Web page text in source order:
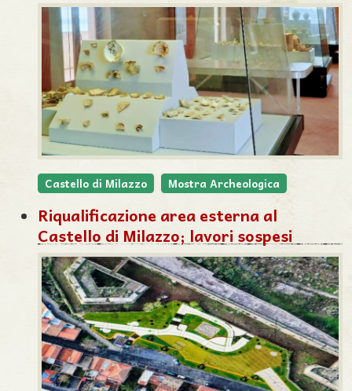
Castello di Milazzo Mostra Archeologica
Riqualificazione area esterna al
Castello di Milazzo; lavori sospesi